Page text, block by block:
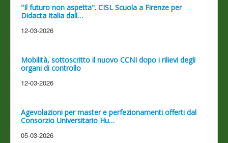
"Il futuro non aspetta". CISL Scuola a Firenze per
Didacta Italia dall…
12-03-2026
Mobilità, sottoscritto il nuovo CCNI dopo i rilievi degli
organi di controllo
12-03-2026
Agevolazioni per master e perfezionamenti offerti dal
Consorzio Universitario Hu…
05-03-2026